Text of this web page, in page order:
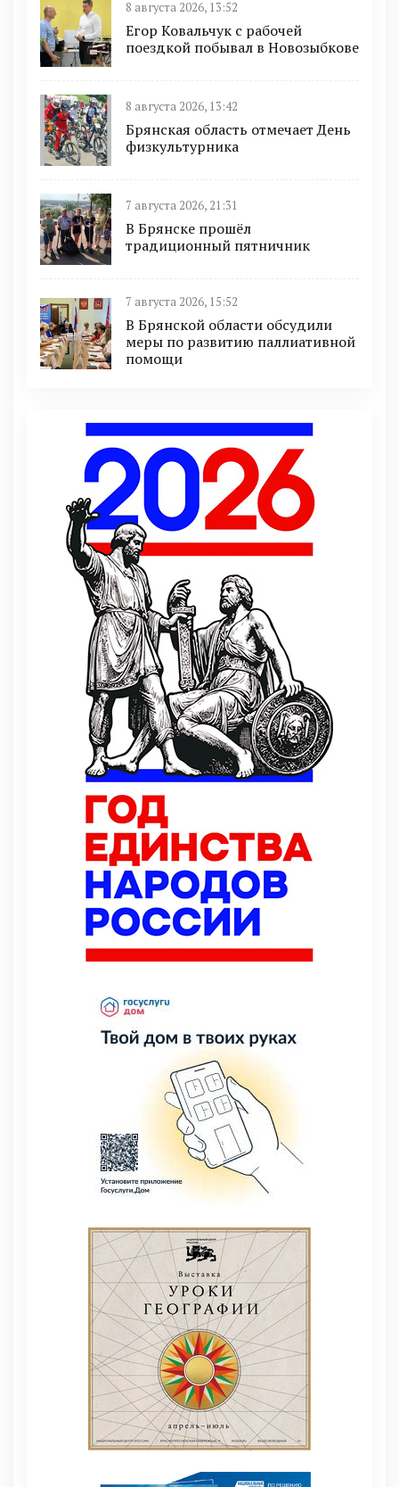
8 августа 2026, 13:52
Егор Ковальчук с рабочей
поездкой побывал в Новозыбкове
8 августа 2026, 13:42
Брянская область отмечает День
физкультурника
7 августа 2026, 21:31
В Брянске прошёл
традиционный пятничник
7 августа 2026, 15:52
В Брянской области обсудили
меры по развитию паллиативной
помощи